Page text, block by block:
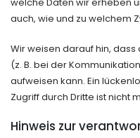
auch, wie und zu welchem
Wir weisen darauf hin,
(z. B. bei der
aufweisen kann. Ein
Zugriff durch Dritte ist nicht
Hinweis zur